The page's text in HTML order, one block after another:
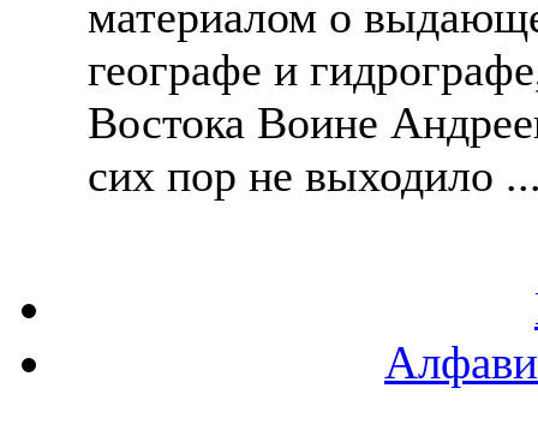
материалом о
географе и
Востока Воине
сих пор не выходило